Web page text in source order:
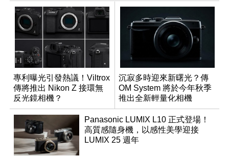
專利曝光引發熱議！Viltrox
傳將推出 Nikon Z 接環無
反光鏡相機？
沉寂多時迎來新曙光？傳
OM System 將於今年秋季
推出全新輕量化相機
Panasonic LUMIX L10 正式登場！
高質感隨身機，以感性美學迎接
LUMIX 25 週年